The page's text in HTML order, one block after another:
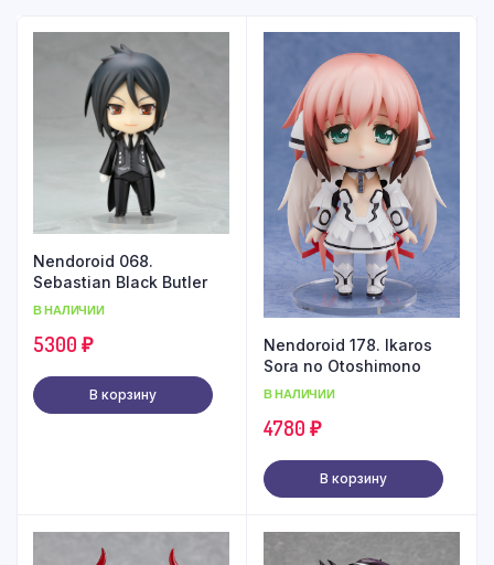
Nendoroid 068.
Sebastian Black Butler
В НАЛИЧИИ
5300 ₽
В корзину
Nendoroid 178. Ikaros
Sora no Otoshimono
В НАЛИЧИИ
4780 ₽
В корзину